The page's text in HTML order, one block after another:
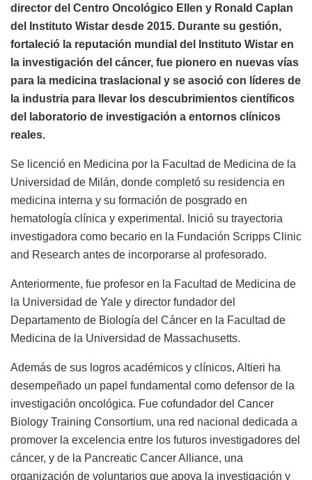
director del Centro Oncológico Ellen y Ronald Caplan
del Instituto Wistar desde 2015. Durante su gestión,
fortaleció la reputación mundial del Instituto Wistar en
la investigación del cáncer, fue pionero en nuevas vías
para la medicina traslacional y se asoció con líderes de
la industria para llevar los descubrimientos científicos
del laboratorio de investigación a entornos clínicos
reales.
Se licenció en Medicina por la Facultad de Medicina de la
Universidad de Milán, donde completó su residencia en
medicina interna y su formación de posgrado en
hematología clínica y experimental. Inició su trayectoria
investigadora como becario en la Fundación Scripps Clinic
and Research antes de incorporarse al profesorado.
Anteriormente, fue profesor en la Facultad de Medicina de
la Universidad de Yale y director fundador del
Departamento de Biología del Cáncer en la Facultad de
Medicina de la Universidad de Massachusetts.
Además de sus logros académicos y clínicos, Altieri ha
desempeñado un papel fundamental como defensor de la
investigación oncológica. Fue cofundador del Cancer
Biology Training Consortium, una red nacional dedicada a
promover la excelencia entre los futuros investigadores del
cáncer, y de la Pancreatic Cancer Alliance, una
organización de voluntarios que apoya la investigación y